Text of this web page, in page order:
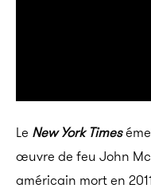
Le New York Times
œuvre de feu John
américain mort en